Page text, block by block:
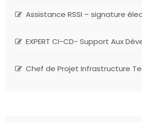
Assistance RSSI – signature
EXPERT CI-CD- Support Aux
Chef de Projet Infrastructure